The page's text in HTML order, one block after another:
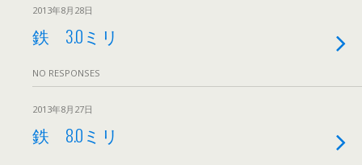
2013年8月28日
鉄 3.0ミリ
NO RESPONSES
2013年8月27日
鉄 8.0ミリ